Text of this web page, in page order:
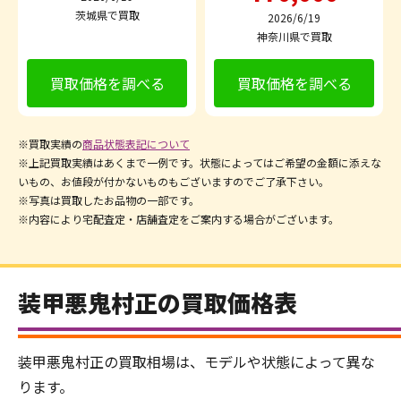
茨城県で買取
買取価格を調べる
2026/6/19
神奈川県で買取
買取価格を調べる
※買取実績の商品状態表記について
※上記買取実績はあくまで一例です。状態によってはご希望の金額に添えな
いもの、お値段が付かないものもございますのでご了承下さい。
※写真は買取したお品物の一部です。
※内容により宅配査定・店舗査定をご案内する場合がございます。
装甲悪鬼村正の買取価格表
装甲悪鬼村正の買取相場は、モデルや状態によって異な
ります。